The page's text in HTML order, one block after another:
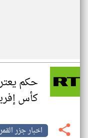
حكم
كأس
اخبار جزر القمر